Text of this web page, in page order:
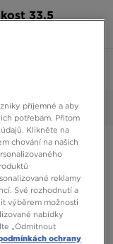
33,5
příjemné a aby
potřebám. Přitom
Klikněte na
chování na našich
reklamy
Své rozhodnutí a
výběrem možnosti
nabídky
„Odmítnout
ochrany